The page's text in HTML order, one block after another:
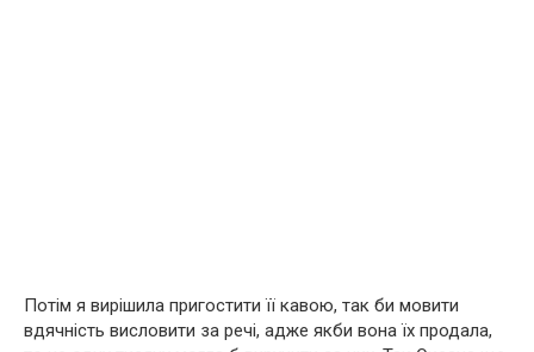
Потім я вирішила пригостити її кавою, так би мовити
вдячність висловити за речі, адже якби вона їх продала,